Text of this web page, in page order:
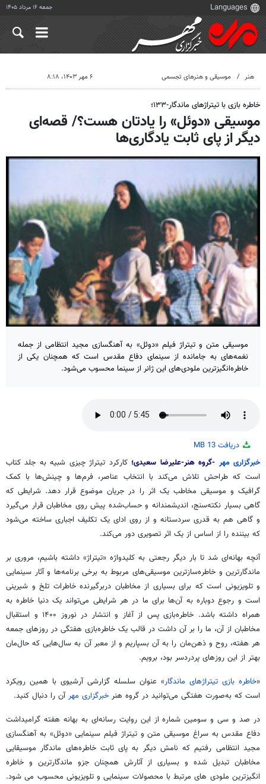
جمعه ۱۶ مرداد ۱۴۰۵
هنر موسیقی و هنرهای تجسمی ۶ مهر ۱۴۰۳، ۸:۱۸
خاطره بازی با تیتراژهای ماندگار-۱۳۳؛
موسیقی «دوئل» را یادتان هست؟/ قصه‌ای
دیگر از پای ثابت یادگاری‌ها
موسیقی متن و تیتراژ فیلم «دوئل» به آهنگسازی مجید انتظامی از جمله
نغمه‌های به جامانده از سینمای دفاع مقدس است که همچنان یکی از
خاطره‌انگیزترین ملودی‌های این ژانر از سینما محسوب می‌شود.
دریافت 13 MB
خبرگزاری مهر -گروه هنر-علیرضا سعیدی؛ کارکرد تیتراژ چیزی شبیه به جلد کتاب
است که طراحش تلاش می‌کند با انتخاب عناصر، فرم‌ها و چینش‌ها با کمک
گرافیک و موسیقی مخاطب یک اثر را در جریان موضوع قرار دهد. شرایطی که
گاهی بسیار نکته‌سنج، اندیشمندانه و حساب‌شده پیش روی مخاطبان قرار می‌گیرد
و گاهی هم به قدری سردستانه و از روی ادای یک تکلیف اجباری ساخته می‌شود
که بیننده را از اساس از یک اثر تصویری دور می‌کند.
آنچه بهانه‌ای شد تا بار دیگر رجعتی به کلیدواژه «تیتراژ» داشته باشیم، مروری بر
ماندگارترین و خاطره‌سازترین موسیقی‌های مربوط به برخی برنامه‌ها و آثار سینمایی
و تلویزیونی است که برای بسیاری از مخاطبان دربرگیرنده خاطرات تلخ و شیرینی
است و رجوع دوباره به آن‌ها برای ما در هر شرایطی می‌تواند یک دنیا خاطره به
همراه داشته باشد. خاطره‌بازی پس از آغاز و انتشار در نوروز ۱۴۰۰ و استقبال
مخاطبان از آن، ما را بر آن داشت در قالب یک خاطره‌بازی هفتگی در روزهای جمعه
هر هفته، روح و ذهن‌مان را به آن بسپاریم و از معبر آن به سال‌هایی که حال‌مان
بهتر از این روزهای پردردسر بود، برویم.
«خاطره بازی تیتراژهای ماندگار» عنوان سلسله گزارشی آرشیوی با همین رویکرد
است که به‌صورت هفتگی می‌توانید در گروه هنر خبرگزاری مهر آن را دنبال کنید.
در صد و سی و سومین شماره از این روایت رسانه‌ای به بهانه هفته گرامیداشت
دفاع مقدس به سراغ موسیقی متن و تیتراژ فیلم سینمایی «دوئل» به آهنگسازی
مجید انتظامی رفتیم که نامش دیگر به پای ثابت خاطره‌های ماندگار موسیقایی
مخاطبان تبدیل شده و بسیاری از آثارش همچنان جزو ماندگارترین و خاطره
انگیزترین ملودی های مرتبط با محصولات سینمایی و تلویزیونی محسوب می شود.